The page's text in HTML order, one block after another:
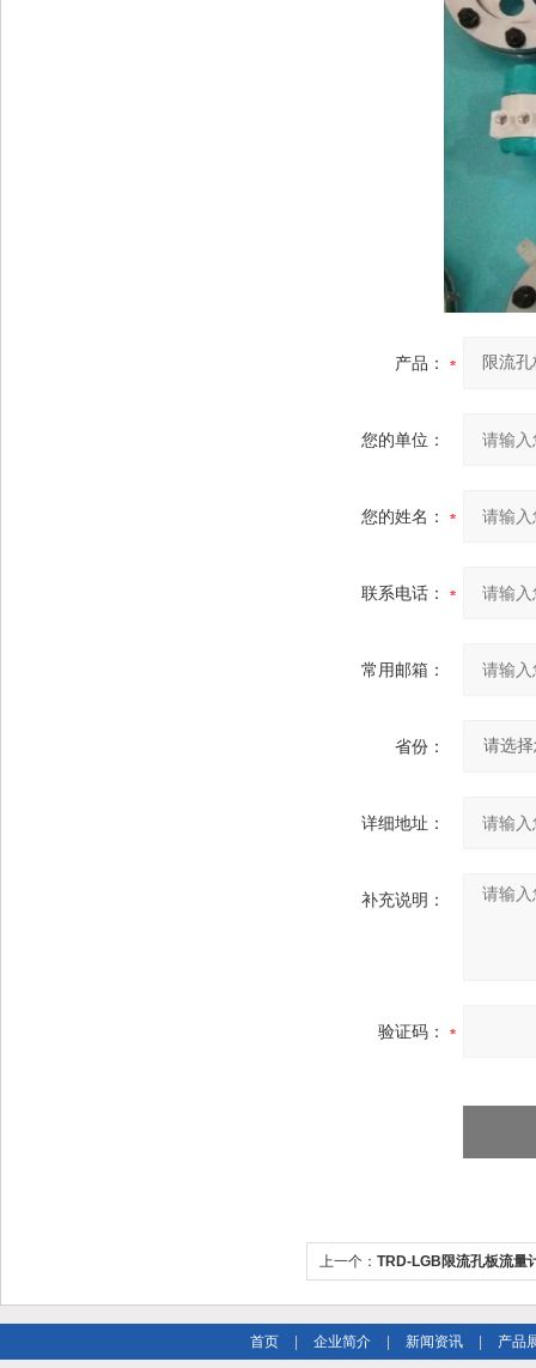
产品：
您的单位：
您的姓名：
联系电话：
常用邮箱：
省份：
详细地址：
补充说明：
验证码：
上一个： TRD-LGB限流孔板流量
首页 企业简介 新闻资讯 产品